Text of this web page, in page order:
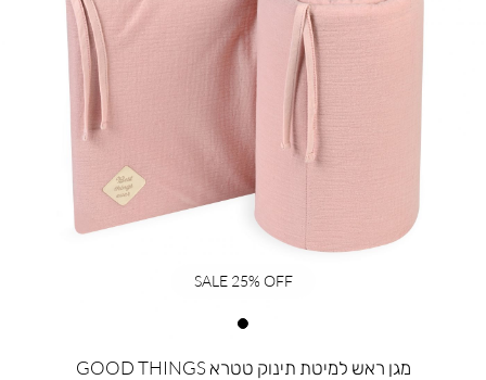
מגן ראש למיטת תינוק טטרא GOOD THINGS
SALE 25% OFF